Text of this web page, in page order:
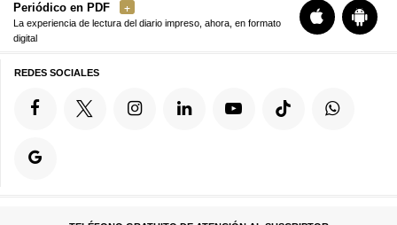
Periódico en PDF
La experiencia de lectura del diario impreso, ahora, en formato
digital
REDES SOCIALES